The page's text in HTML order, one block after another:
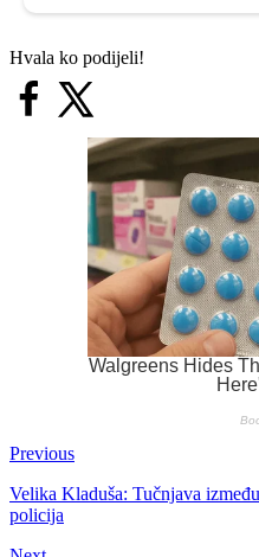
Hvala ko podijeli!
Previous
Velika Kladuša: Tučnjava
policija